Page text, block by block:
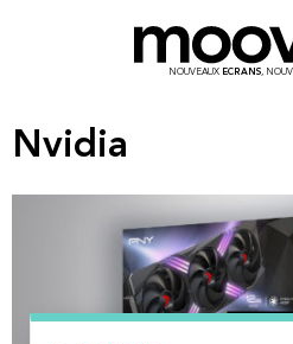
NOUVEAUX ECRANS,
Nvidia